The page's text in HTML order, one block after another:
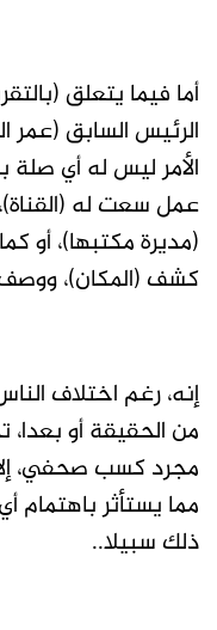
أما فيما يتعلق
الرئيس السابق (عمر
الأمر ليس له أي صلة
عمل سعت له
(مديرة مكتبها)، أو
كشف (المكان)، ووصف
إنه، رغم اختلاف
من الحقيقة أو بعدا،
مجرد كسب صحفي، إلا
مما يستأثر
ذلك سبيلا..